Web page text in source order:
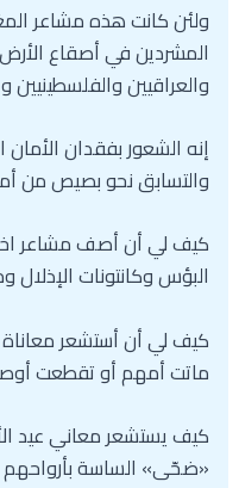
ولئن كانت هذه مشاعر
المشردين في أصقاع الأرض
والعراقيين والفلسطينيين
إنه الشعور بفقدان
والتسابق نحو بصيص من
كيف لي أن أصف مشاعر
البؤس وكانتونات الإذلال
كيف لي أن أستشعر معاناة
ماتت أمهم أو تقطعت
كيف يستشعر معاني عيد
«ضحّى» الساسة